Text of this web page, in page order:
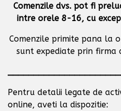
Comenzile dvs. pot fi
intre orele 8-16, cu
Comenzile primite pana la
sunt expediate prin firma
Pentru detalii legate de
online, aveti la dispozitie: